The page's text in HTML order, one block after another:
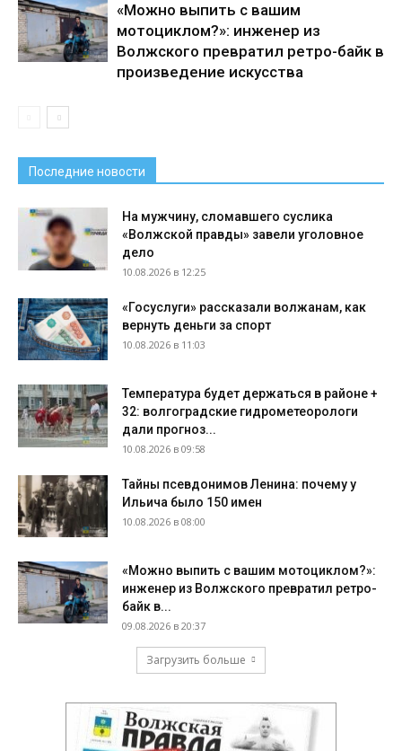
«Можно выпить с вашим
мотоциклом?»: инженер из
Волжского превратил ретро-байк в
произведение искусства
Последние новости
На мужчину, сломавшего суслика
«Волжской правды» завели уголовное
дело
10.08.2026 в 12:25
«Госуслуги» рассказали волжанам, как
вернуть деньги за спорт
10.08.2026 в 11:03
Температура будет держаться в районе +
32: волгоградские гидрометеорологи
дали прогноз...
10.08.2026 в 09:58
Тайны псевдонимов Ленина: почему у
Ильича было 150 имен
10.08.2026 в 08:00
«Можно выпить с вашим мотоциклом?»:
инженер из Волжского превратил ретро-
байк в...
09.08.2026 в 20:37
Загрузить больше